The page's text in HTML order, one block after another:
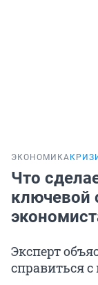
ЭКОНОМИКА
Что
ключевой
Эксперт
справиться